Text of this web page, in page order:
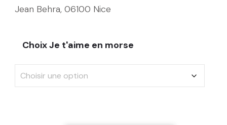
Jean Behra, 06100 Nice
Choix Je t'aime en morse